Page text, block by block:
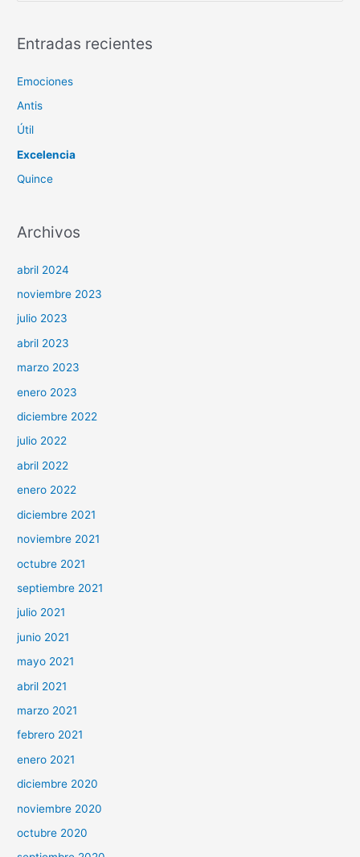
c
r
p
o
Entradas recientes
Emociones
Antis
Útil
Excelencia
Quince
Archivos
abril 2024
noviembre 2023
julio 2023
abril 2023
marzo 2023
enero 2023
diciembre 2022
julio 2022
abril 2022
enero 2022
diciembre 2021
noviembre 2021
octubre 2021
septiembre 2021
julio 2021
junio 2021
mayo 2021
abril 2021
marzo 2021
febrero 2021
enero 2021
diciembre 2020
noviembre 2020
octubre 2020